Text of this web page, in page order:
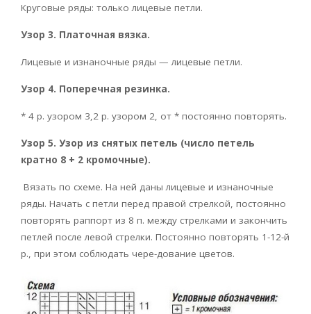
Круговые ряды: только лицевые петли.
Узор 3. Платочная вязка.
Лицевые и изнаночные ряды — лицевые петли.
Узор 4. Поперечная резинка.
* 4 р. узором 3,2 р. узором 2, от * постоянно повторять.
Узор 5. Узор из снятых петель (число петель
кратно 8 + 2 кромочные).
Вязать по схеме. На ней даны лицевые и изнаночные
ряды. Начать с петли перед правой стрелкой, постоянно
повторять раппорт из 8 п. между стрелками и закончить
петлей после левой стрелки. Постоянно повторять 1-12-й
р., при этом соблюдать чере-дование цветов.